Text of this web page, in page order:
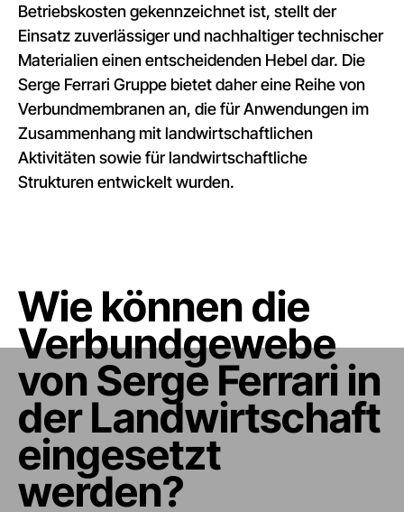
Betriebskosten gekennzeichnet ist, stellt der
Einsatz zuverlässiger und nachhaltiger technischer
Materialien einen entscheidenden Hebel dar. Die
Serge Ferrari Gruppe bietet daher eine Reihe von
Verbundmembranen an, die für Anwendungen im
Zusammenhang mit landwirtschaftlichen
Aktivitäten sowie für landwirtschaftliche
Strukturen entwickelt wurden.
Wie können die
Verbundgewebe
von Serge Ferrari in
der Landwirtschaft
eingesetzt
werden?